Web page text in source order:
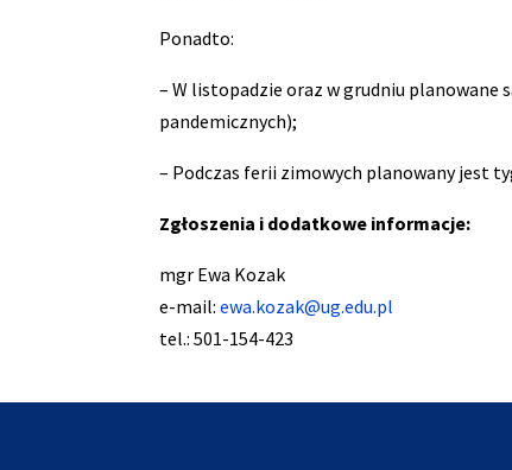
Ponadto:
– W listopadzie oraz w grudniu planowane
pandemicznych);
– Podczas ferii zimowych planowany jest
Zgłoszenia i dodatkowe informacje:
mgr Ewa Kozak
e-mail:ewa.kozak@ug.edu.pl
tel.: 501-154-423